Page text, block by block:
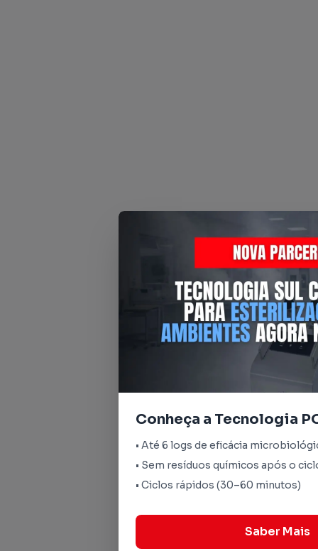
Conheça a Tecnologia
• Até 6 logs de eficácia
• Sem resíduos químicos após o
• Ciclos rápidos (30–60 minutos)
Saber Mais